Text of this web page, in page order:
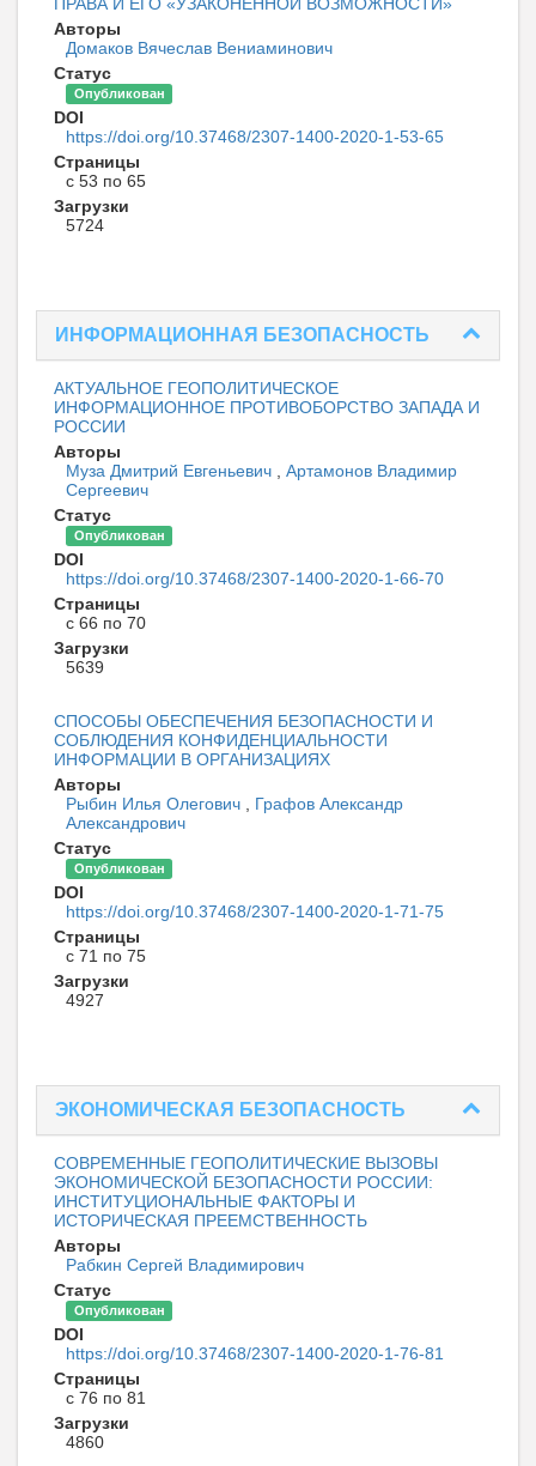
Авторы
Домаков Вячеслав Вениаминович
Статус
Опубликован
DOI
https://doi.org/10.37468/2307-1400-2020-1-53-65
Страницы
с 53 по 65
Загрузки
5724
ИНФОРМАЦИОННАЯ БЕЗОПАСНОСТЬ
АКТУАЛЬНОЕ ГЕОПОЛИТИЧЕСКОЕ
ИНФОРМАЦИОННОЕ ПРОТИВОБОРСТВО ЗАПАДА И
РОССИИ
Авторы
Муза Дмитрий Евгеньевич
Артамонов Владимир
Сергеевич
Статус
Опубликован
DOI
https://doi.org/10.37468/2307-1400-2020-1-66-70
Страницы
с 66 по 70
Загрузки
5639
СПОСОБЫ ОБЕСПЕЧЕНИЯ БЕЗОПАСНОСТИ И
СОБЛЮДЕНИЯ КОНФИДЕНЦИАЛЬНОСТИ
ИНФОРМАЦИИ В ОРГАНИЗАЦИЯХ
Авторы
Рыбин Илья Олегович
Графов Александр
Александрович
Статус
Опубликован
DOI
https://doi.org/10.37468/2307-1400-2020-1-71-75
Страницы
с 71 по 75
Загрузки
4927
ЭКОНОМИЧЕСКАЯ БЕЗОПАСНОСТЬ
СОВРЕМЕННЫЕ ГЕОПОЛИТИЧЕСКИЕ ВЫЗОВЫ
ЭКОНОМИЧЕСКОЙ БЕЗОПАСНОСТИ РОССИИ:
ИНСТИТУЦИОНАЛЬНЫЕ ФАКТОРЫ И
ИСТОРИЧЕСКАЯ ПРЕЕМСТВЕННОСТЬ
Авторы
Рабкин Сергей Владимирович
Статус
Опубликован
DOI
https://doi.org/10.37468/2307-1400-2020-1-76-81
Страницы
с 76 по 81
Загрузки
4860